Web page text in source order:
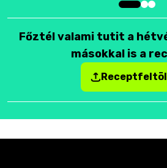
Főztél valami tutit a
másokkal is a